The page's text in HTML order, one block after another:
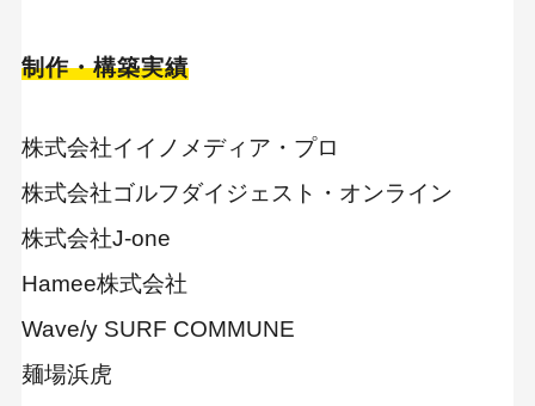
制作・構築実績
株式会社イイノメディア・プロ
株式会社ゴルフダイジェスト・オンライン
株式会社J-one
Hamee株式会社
Wave/y SURF COMMUNE
麺場浜虎